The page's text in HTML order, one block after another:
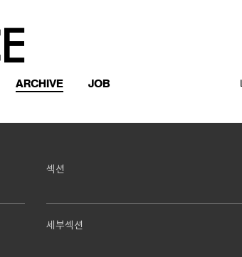
ARCHIVE
JOB
섹션
세부섹션